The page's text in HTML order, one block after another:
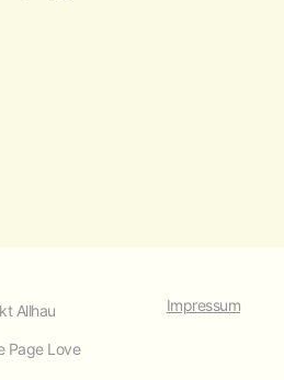
Allhau Impressum
Page Love